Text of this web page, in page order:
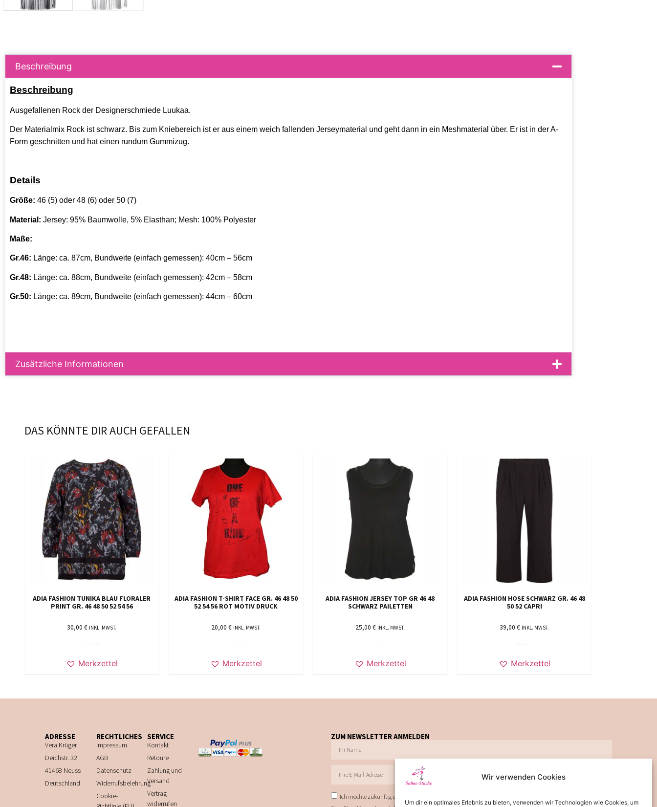
Wir verwenden Cookies
Um dir ein optimales Erlebnis zu bieten, verwenden wir Technologien wie Cookies, um
Beschreibung
Beschreibung
Ausgefallenen Rock der Designerschmiede Luukaa.
Der Materialmix Rock ist schwarz. Bis zum Kniebereich ist er aus einem weich fallenden Jerseymaterial und geht dann in ein Meshmaterial über. Er ist in der A-
Form geschnitten und hat einen rundum Gummizug.
Details
Größe: 46 (5) oder 48 (6) oder 50 (7)
Material: Jersey: 95% Baumwolle, 5% Elasthan; Mesh: 100% Polyester
Maße:
Gr.46: Länge: ca. 87cm, Bundweite (einfach gemessen): 40cm – 56cm
Gr.48: Länge: ca. 88cm, Bundweite (einfach gemessen): 42cm – 58cm
Gr.50: Länge: ca. 89cm, Bundweite (einfach gemessen): 44cm – 60cm
Zusätzliche Informationen
DAS KÖNNTE DIR AUCH GEFALLEN
ADIA FASHION TUNIKA BLAU FLORALER
PRINT GR. 46 48 50 52 54 56
30,00 € INKL. MWST.
Merkzettel
ADIA FASHION T-SHIRT FACE GR. 46 48 50
52 54 56 ROT MOTIV DRUCK
20,00 € INKL. MWST.
Merkzettel
ADIA FASHION JERSEY TOP GR 46 48
SCHWARZ PAILETTEN
25,00 € INKL. MWST.
Merkzettel
ADIA FASHION HOSE SCHWARZ GR. 46 48
50 52 CAPRI
39,00 € INKL. MWST.
Merkzettel
ADRESSE
Vera Krüger
Deichstr. 32
41468 Neuss
Deutschland
RECHTLICHES
Impressum
AGB
Datenschutz
Widerrufsbelehrung
Cookie-
SERVICE
Kontakt
Retoure
Zahlung und
Versand
Vertrag
widerrufen
ZUM NEWSLETTER ANMELDEN
Ich möchte zukünftig über Trends, Schnäppchen, Gutscheine, Aktionen und Angebote per E-Mail informiert werden.